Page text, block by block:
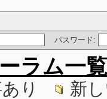
パスワード:
ラム一
あり 新